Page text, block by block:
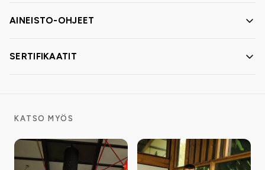
AINEISTO-OHJEET
SERTIFIKAATIT
KATSO MYÖS